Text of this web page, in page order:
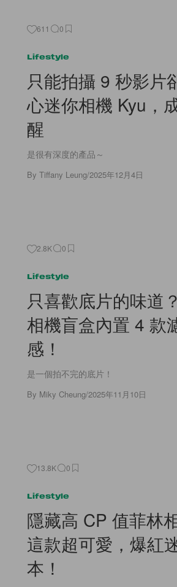
611 0
Lifestyle
只能拍攝 9 秒影片
心迷你相機 Kyu，
醒
是很有深度的產品～
By Tiffany Leung/2025年12月4日
2.8K 0
Lifestyle
只喜歡底片的味道
相機盲盒內置 4 款
感！
是一個拍不完的底片！
By Miky Cheung/2025年11月10日
13.8K 0
Lifestyle
隱藏高 CP 值菲林
這款超可愛，爆紅
本！